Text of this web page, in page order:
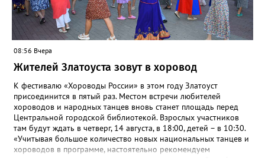
08:56 Вчера
Жителей Златоуста зовут в хоровод
К фестивалю «Хороводы России» в этом году Златоуст
присоединится в пятый раз. Местом встречи любителей
хороводов и народных танцев вновь станет площадь перед
Центральной городской библиотекой. Взрослых участников
там будут ждать в четверг, 14 августа, в 18:00, детей – в 10:30.
«Учитывая большое количество новых национальных танцев и
хороводов в программе, настоятельно рекомендуем